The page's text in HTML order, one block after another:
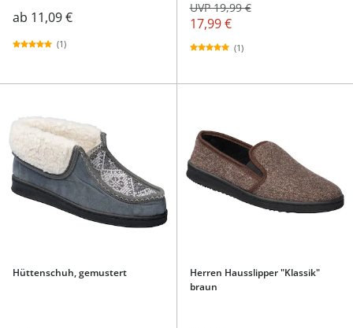
ab 11,09 €
(1)
17,99 €
UVP 19,99 €
(1)
Hüttenschuh, gemustert
Herren Hausslipper "Klassik"
braun